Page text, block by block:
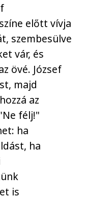
előtt vívja
szembesülve
vár, és
övé. József
majd
az
félj!"
ha
ha
is